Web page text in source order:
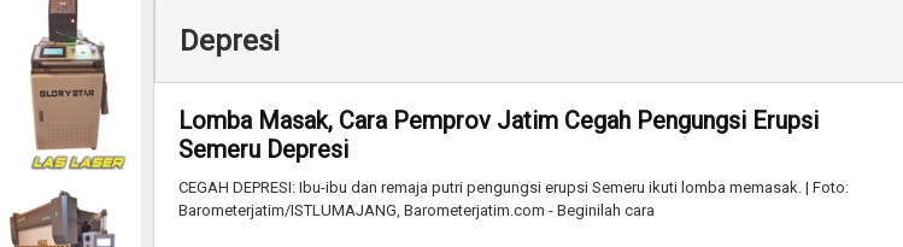
Depresi
Lomba Masak, Cara Pemprov Jatim Cegah Pengungsi Erupsi
Semeru Depresi
CEGAH DEPRESI: Ibu-ibu dan remaja putri pengungsi erupsi Semeru ikuti lomba memasak. | Foto:
Barometerjatim/ISTLUMAJANG, Barometerjatim.com - Beginilah cara